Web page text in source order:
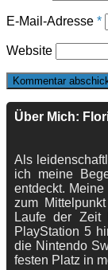
E-Mail-Adresse *
Website
Über Mich:
Als
ich meine
entdeckt.
zum
Laufe der
PlayStation 5
die Nintendo
festen Platz in